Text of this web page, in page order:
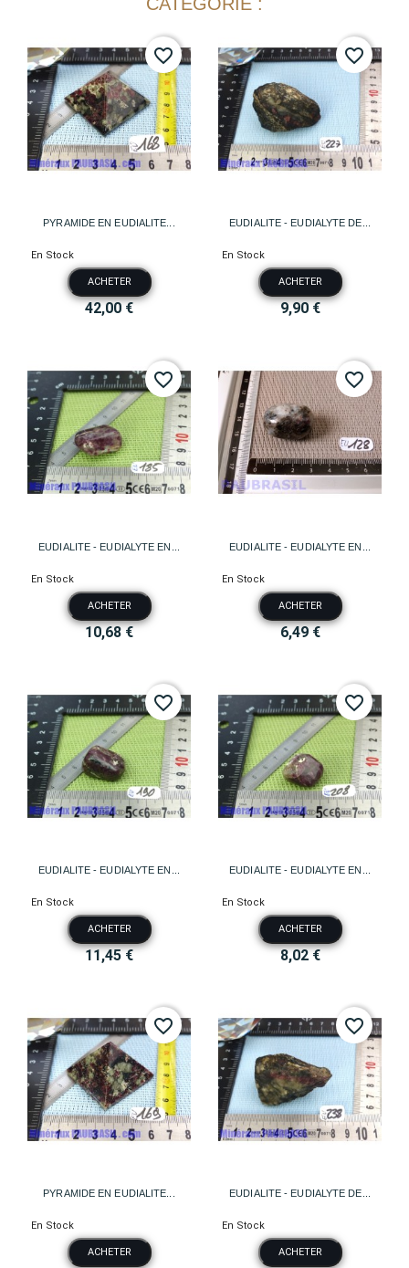
PYRAMIDE EN EUDIALITE...
En Stock
ACHETER
42,00 €
favorite_border
EUDIALITE - EUDIALYTE DE...
En Stock
ACHETER
9,90 €
favorite_border
EUDIALITE - EUDIALYTE EN...
En Stock
ACHETER
10,68 €
favorite_border
EUDIALITE - EUDIALYTE EN...
En Stock
ACHETER
6,49 €
favorite_border
EUDIALITE - EUDIALYTE EN...
En Stock
ACHETER
11,45 €
favorite_border
EUDIALITE - EUDIALYTE EN...
En Stock
ACHETER
8,02 €
favorite_border
PYRAMIDE EN EUDIALITE...
En Stock
ACHETER
favorite_border
EUDIALITE - EUDIALYTE DE...
En Stock
ACHETER
favorite_border